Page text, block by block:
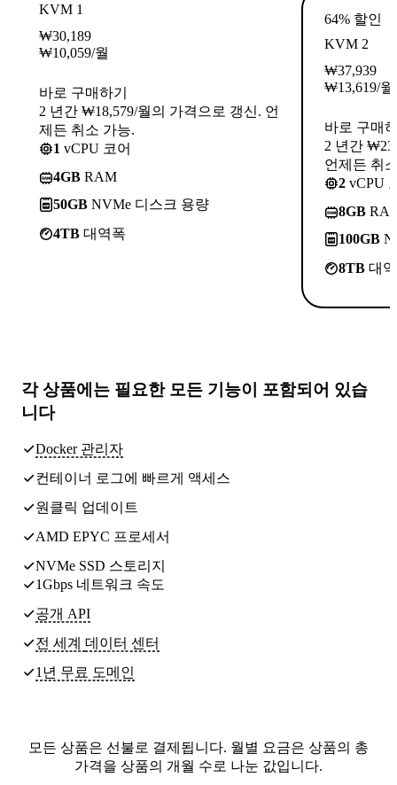
KVM 1
₩30,189
₩10,059/월
바로 구매하기
2 년간 ₩18,579/월의 가격으로 갱신. 언
제든 취소 가능.
1 vCPU 코어
4GB RAM
50GB NVMe 디스크 용량
4TB 대역폭
64% 할인
KVM 2
₩37,939
₩13,619/월
바로 구매
2 년간
언제든 취
2 vCPU
8GB
100GB
8TB 대
각 상품에는 필요한 모든 기능이 포함되어 있습
니다
Docker 관리자
컨테이너 로그에 빠르게 액세스
원클릭 업데이트
AMD EPYC 프로세서
NVMe SSD 스토리지
1Gbps 네트워크 속도
공개 API
전 세계 데이터 센터
1년 무료 도메인
모든 상품은 선불로 결제됩니다. 월별 요금은 상품의 총
가격을 상품의 개월 수로 나눈 값입니다.